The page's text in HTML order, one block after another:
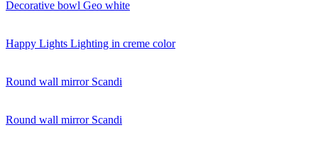
Decorative bowl Geo white
Happy Lights Lighting in creme color
Round wall mirror Scandi
Round wall mirror Scandi